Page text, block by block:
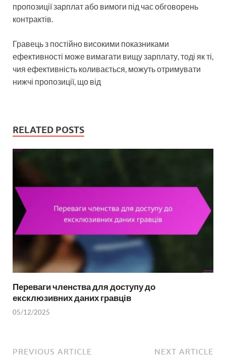
пропозиції зарплат або вимоги під час обговорень
контрактів.
Гравець з постійно високими показниками
ефективності може вимагати вищу зарплату, тоді як ті,
чия ефективність коливається, можуть отримувати
нижчі пропозиції, що від
RELATED POSTS
Переваги членства для доступу до
ексклюзивних даних гравців
05/12/2025
PREVIOUS ARTICLE NEXT ARTICLE